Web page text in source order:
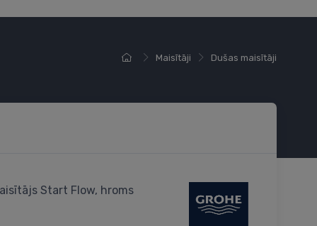
Maisītāji Dušas maisītāji
Start Flow, hroms